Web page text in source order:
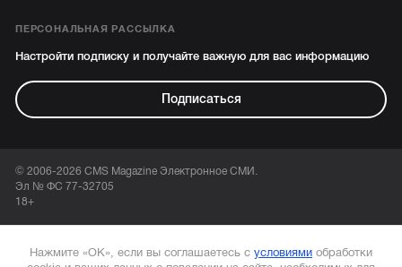
ПЕРСОНАЛЬНАЯ РАССЫЛКА
Настройти подписку и получайте важную для вас информацию
Подписаться
© 2006-2026 CMS Magazine Электронное СМИ.
Эл № ФС 77-32705
18+
Нажмите «ОК», если вы соглашаетесь с условиями обработки